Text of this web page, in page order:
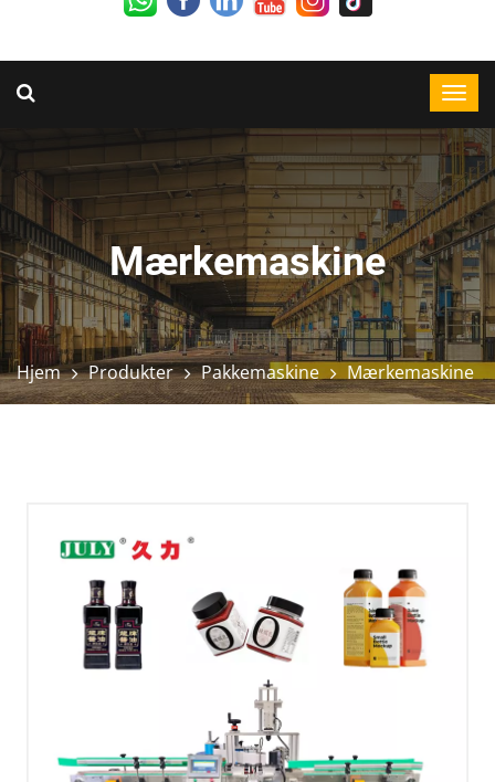
Mærkemaskine
Hjem Produkter Pakkemaskine Mærkemaskine